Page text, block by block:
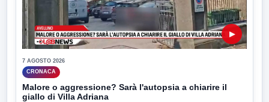
▶
7 AGOSTO 2026
CRONACA
Malore o aggressione? Sarà l'autopsia a chiarire il
giallo di Villa Adriana